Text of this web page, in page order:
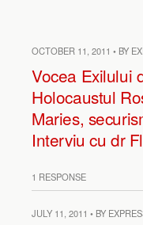
OCTOBER 11, 2011 • BY
Vocea Exilului
Holocaustul
Maries,
Interviu cu dr
1 RESPONSE
JULY 11, 2011 • BY